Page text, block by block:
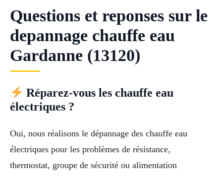
Questions et reponses sur le
depannage chauffe eau
Gardanne (13120)
Réparez-vous les chauffe eau
électriques ?
Oui, nous réalisons le dépannage des chauffe eau
électriques pour les problèmes de résistance,
thermostat, groupe de sécurité ou alimentation